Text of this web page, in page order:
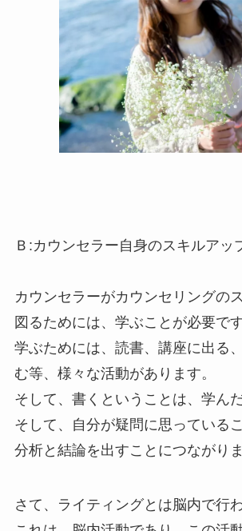
Ｂ:カウンセラー自身のスキルアッ
カウンセラーがカウンセリングの
図るためには、学ぶことが必要です
学ぶためには、読書、講座に出る
む等、様々な活動があります。
そして、書くということは、学ん
そして、自分が疑問に思っている
分析と結論を出すことにつながりま
さて、ライティングとは脳内で行